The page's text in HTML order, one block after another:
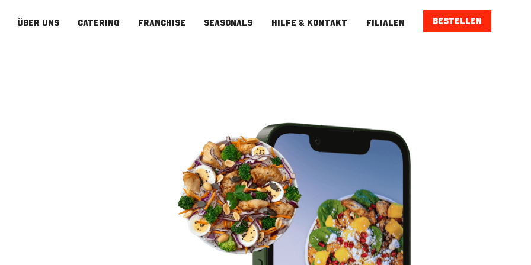
über uns catering franchise Seasonals hilfe & kontakt Filialen Bestellen